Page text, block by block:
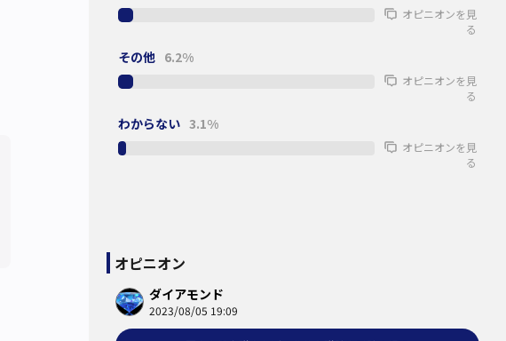
オピニオンを見
る
その他 6.2%
オピニオンを見
る
わからない 3.1%
オピニオンを見
る
オピニオン
ダイアモンド
2023/08/05 19:09